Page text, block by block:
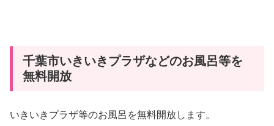
千葉市いきいきプラザなどのお風呂等を
無料開放
いきいきプラザ等のお風呂を無料開放します。